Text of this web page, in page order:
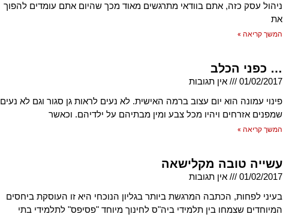
ניהול עסק כזה, אתם בוודאי מתרגשים מאוד מכך שהיום אתם עומדים להפוך
את
המשך קריאה »
… כפני הכלב
01/02/2017
אין תגובות
פינוי עמונה הוא יום עצוב ברמה האישית. לא נעים לראות גן סגור וגם לא נעים
שמפנים אזרחים ויהיו מכל צבע ומין מבתיהם על ילדיהם. וכאשר
המשך קריאה »
עשייה טובה מקלישאה
01/02/2017
אין תגובות
בעיני לפחות, הכתבה המרגשת ביותר בגליון הנוכחי היא זו העוסקת ביחסים
המיוחדים שצמחו בין תלמידי ביה"ס לחינוך מיוחד "פסיפס" לתלמידי בתי